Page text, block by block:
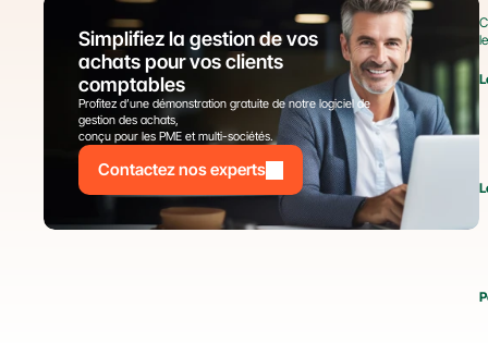
Simplifiez la gestion de vos
achats pour vos clients
comptables
Profitez d’une démonstration gratuite de notre logiciel de
gestion des achats,
conçu pour les PME et multi-sociétés.
Contactez nos experts